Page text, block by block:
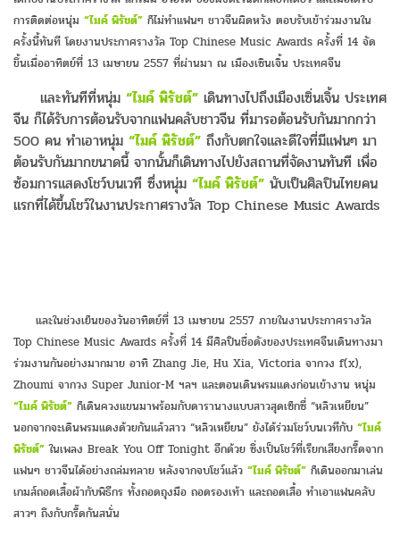
การติดต่อหนุ่ม “ไมค์ พิรัชต์” ก็ไม่ทำแฟนๆ ชาวจีนผิดหวัง ตอบรับเข้าร่วมงานใน
ครั้งนี้ทันที โดยงานประกาศรางวัล Top Chinese Music Awards ครั้งที่ 14 จัด
ขึ้นเมื่ออาทิตย์ที่ 13 เมษายน 2557 ที่ผ่านมา ณ เมืองเซินเจิ้น ประเทศจีน
และทันทีที่หนุ่ม “ไมค์ พิรัชต์” เดินทางไปถึงเมืองเซิ่นเจิ้น ประเทศ
จีน ก็ได้รับการต้อนรับจากแฟนคลับชาวจีน ที่มารอต้อนรับกันมากกว่า
500 คน ทำเอาหนุ่ม “ไมค์ พิรัชต์” ถึงกับตกใจและดีใจที่มีแฟนๆ มา
ต้อนรับกันมากขนาดนี้ จากนั้นก็เดินทางไปยังสถานที่จัดงานทันที เพื่อ
ซ้อมการแสดงโชว์บนเวที ซึ่งหนุ่ม “ไมค์ พิรัชต์” นับเป็นศิลปินไทยคน
แรกที่ได้ขึ้นโชว์ในงานประกาศรางวัล Top Chinese Music Awards
และในช่วงเย็นของวันอาทิตย์ที่ 13 เมษายน 2557 ภายในงานประกาศรางวัล
Top Chinese Music Awards ครั้งที่ 14 มีศิลปินชื่อดังของประเทศจีนเดินทางมา
ร่วมงานกันอย่างมากมาย อาทิ Zhang Jie, Hu Xia, Victoria จากวง f(x),
Zhoumi จากวง Super Junior-M ฯลฯ และตอนเดินพรมแดงก่อนเข้างาน หนุ่ม
“ไมค์ พิรัชต์” ก็เดินควงแขนมาพร้อมกับดารานางแบบสาวสุดเซ็กซี่ “หลิวเหยียน”
นอกจากจะเดินพรมแดงด้วยกันแล้วสาว “หลิวเหยียน” ยังได้ร่วมโชว์บนเวทีกับ “ไมค์
พิรัชต์” ในเพลง Break You Off Tonight อีกด้วย ซึ่งเป็นโชว์ที่เรียกเสียงกรี๊ดจาก
แฟนๆ ชาวจีนได้อย่างถล่มทลาย หลังจากจบโชว์แล้ว “ไมค์ พิรัชต์” ก็เดินออกมาเล่น
เกมส์ถอดเสื้อผ้ากับพิธีกร ทั้งถอดถุงมือ ถอดรองเท้า และถอดเสื้อ ทำเอาแฟนคลับ
สาวๆ ถึงกับกรี๊ดกันสนั่น